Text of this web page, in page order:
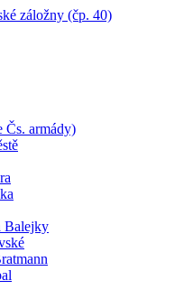
záložny (čp. 40)
Čs. armády)
Balejky